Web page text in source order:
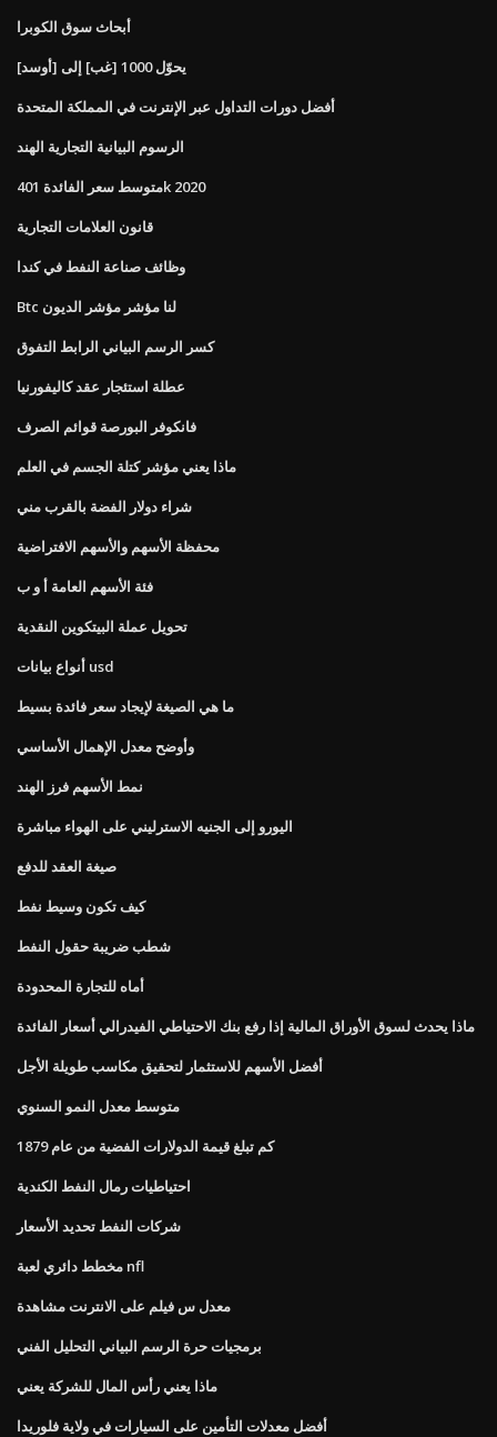
أبحاث سوق الكوبرا
يحوّل 1000 [غب] إلى [أوسد]
أفضل دورات التداول عبر الإنترنت في المملكة المتحدة
الرسوم البيانية التجارية الهند
متوسط ​​سعر الفائدة 401k 2020
قانون العلامات التجارية
وظائف صناعة النفط في كندا
Btc لنا مؤشر مؤشر الديون
كسر الرسم البياني الرابط التفوق
عطلة استئجار عقد كاليفورنيا
فانكوفر البورصة قوائم الصرف
ماذا يعني مؤشر كتلة الجسم في العلم
شراء دولار الفضة بالقرب مني
محفظة الأسهم والأسهم الافتراضية
فئة الأسهم العامة أ و ب
تحويل عملة البيتكوين النقدية
أنواع بيانات usd
ما هي الصيغة لإيجاد سعر فائدة بسيط
وأوضح معدل الإهمال الأساسي
نمط الأسهم فرز الهند
اليورو إلى الجنيه الاسترليني على الهواء مباشرة
صيغة العقد للدفع
كيف تكون وسيط نفط
شطب ضريبة حقول النفط
أماه للتجارة المحدودة
ماذا يحدث لسوق الأوراق المالية إذا رفع بنك الاحتياطي الفيدرالي أسعار الفائدة
أفضل الأسهم للاستثمار لتحقيق مكاسب طويلة الأجل
متوسط ​​معدل النمو السنوي
كم تبلغ قيمة الدولارات الفضية من عام 1879
احتياطيات رمال النفط الكندية
شركات النفط تحديد الأسعار
مخطط دائري لعبة nfl
معدل س فيلم على الانترنت مشاهدة
برمجيات حرة الرسم البياني التحليل الفني
ماذا يعني رأس المال للشركة يعني
أفضل معدلات التأمين على السيارات في ولاية فلوريدا